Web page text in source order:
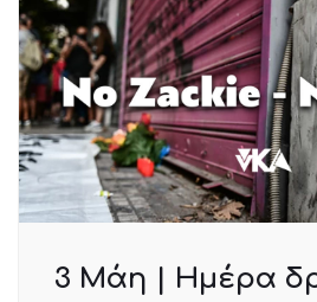
3 Μάη | Ημέρα